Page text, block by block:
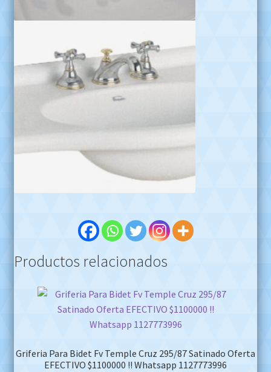
Productos relacionados
Griferia Para Bidet Fv Temple Cruz 295/87 Satinado Oferta
EFECTIVO $1100000 !! Whatsapp 1127773996